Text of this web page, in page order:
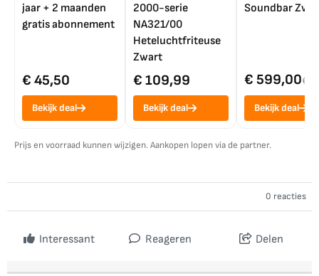
jaar + 2 maanden
gratis abonnement
€ 45,50
Bekijk deal
2000-serie
NA321/00
Heteluchtfriteuse
Zwart
€ 109,99
Bekijk deal
Soundbar
€ 599,00€
Bekijk deal
Prijs en voorraad kunnen wijzigen. Aankopen lopen via de partner.
0 reacties
Interessant Reageren Delen